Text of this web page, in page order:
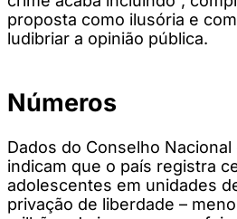
proposta como ilusória e
ludibriar a opinião pública.
Números
Dados do Conselho
indicam que o país registra
adolescentes em unidades
privação de liberdade –